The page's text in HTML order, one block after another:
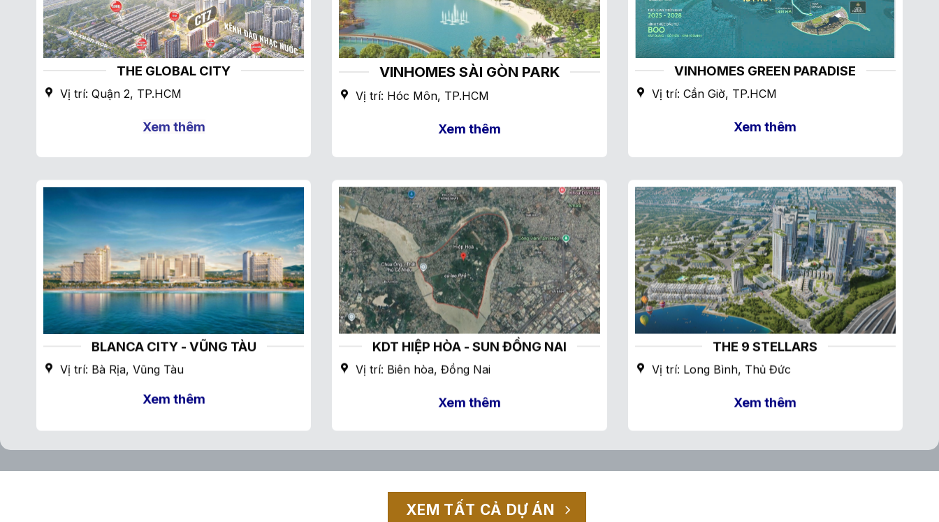
THE GLOBAL CITY
Vị trí: Quận 2, TP.HCM
Xem thêm
VINHOMES SÀI GÒN PARK
Vị trí: Hóc Môn, TP.HCM
Xem thêm
VINHOMES GREEN PARADISE
Vị trí: Cần Giờ, TP.HCM
Xem thêm
BLANCA CITY - VŨNG TÀU
Vị trí: Bà Rịa, Vũng Tàu
Xem thêm
KDT HIỆP HÒA - SUN ĐỒNG NAI
Vị trí: Biên hòa, Đồng Nai
Xem thêm
THE 9 STELLARS
Vị trí: Long Bình, Thủ Đức
Xem thêm
XEM TẤT CẢ DỰ ÁN